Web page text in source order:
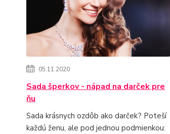
05.11.2020
Sada šperkov - nápad na darček pre
ňu
Sada krásnych ozdôb ako darček? Poteší
každú ženu, ale pod jednou podmienkou: